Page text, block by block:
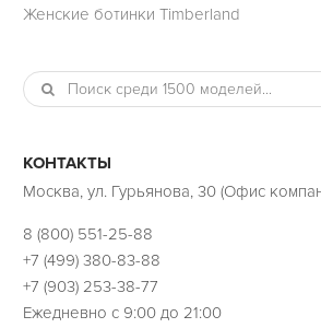
Женские ботинки Timberland
КОНТАКТЫ
Москва, ул. Гурьянова, 30 (Офис
8 (800) 551-25-88
+7 (499) 380-83-88
+7 (903) 253-38-77
Ежедневно с 9:00 до 21:00